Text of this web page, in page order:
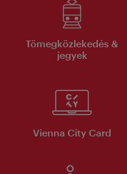
Tömegközlekedés &
jegyek
Vienna City Card